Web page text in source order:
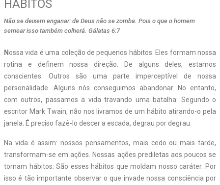
HÁBITOS
Não se deixem enganar: de Deus não se zomba. Pois o que o homem
semear isso também colherá. Gálatas 6:7
Nossa vida é uma coleção de pequenos hábitos. Eles formam nossa
rotina e definem nossa direção. De alguns deles, estamos
conscientes. Outros são uma parte imperceptível de nossa
personalidade. Alguns nós conseguimos abandonar. No entanto,
com outros, passamos a vida travando uma batalha. Segundo o
escritor Mark Twain, não nos livramos de um hábito atirando-o pela
janela. É preciso fazê-lo descer a escada, degrau por degrau.
Na vida é assim: nossos pensamentos, mais cedo ou mais tarde,
transformam-se em ações. Nossas ações prediletas aos poucos se
tornam hábitos. São esses hábitos que moldam nosso caráter. Por
isso é tão importante observar o que invade nossa consciência por